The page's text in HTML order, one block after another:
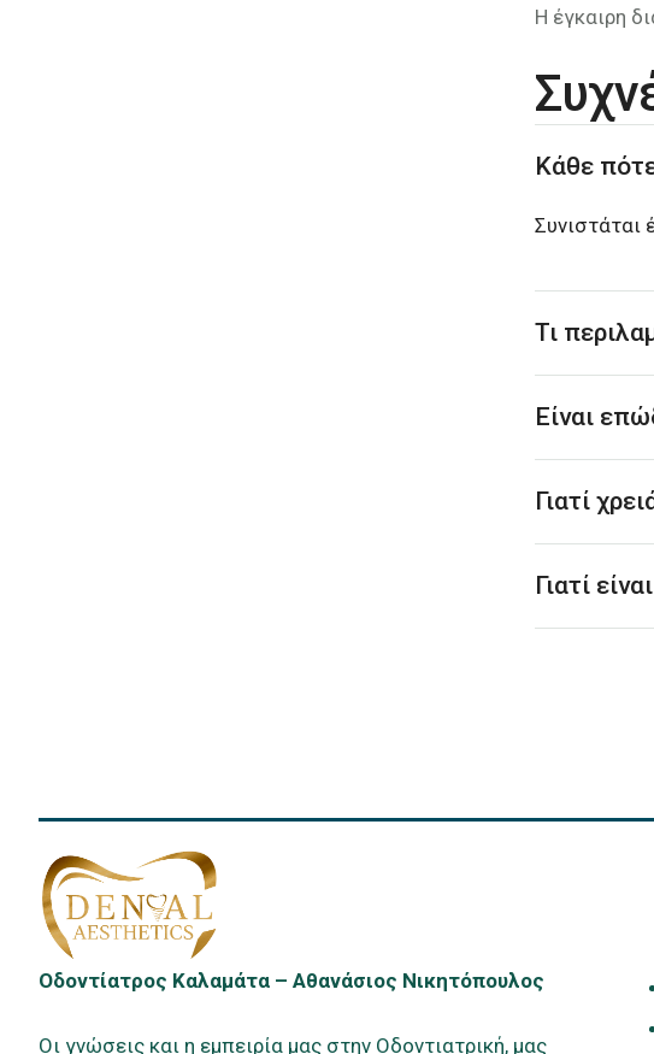
Η έγκαιρη
Κάθε
Συνιστάται
Τι
Είναι
Γιατί
Γιατί
Οδοντίατρος Καλαμάτα – Αθανάσιος Νικητόπουλος
Οι γνώσεις και η εμπειρία μας στην Οδοντιατρική, μας